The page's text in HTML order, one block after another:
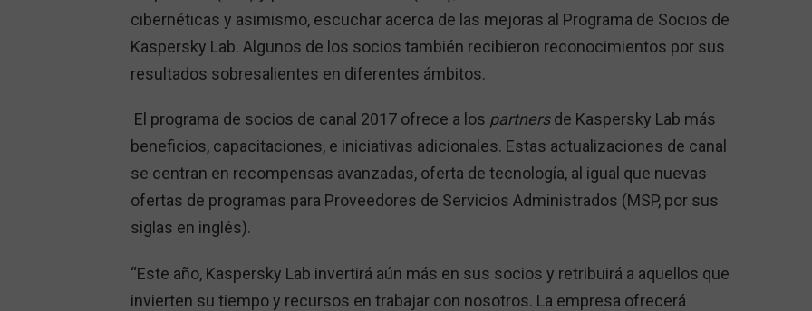
cibernéticas y asimismo, escuchar acerca de las mejoras al Programa de Socios de
Kaspersky Lab. Algunos de los socios también recibieron reconocimientos por sus
resultados sobresalientes en diferentes ámbitos.
El programa de socios de canal 2017 ofrece a los partnersde Kaspersky Lab más
beneficios, capacitaciones, e iniciativas adicionales. Estas actualizaciones de canal
se centran en recompensas avanzadas, oferta de tecnología, al igual que nuevas
ofertas de programas para Proveedores de Servicios Administrados (MSP, por sus
siglas en inglés).
“Este año, Kaspersky Lab invertirá aún más en sus socios y retribuirá a aquellos que
invierten su tiempo y recursos en trabajar con nosotros. La empresa ofrecerá